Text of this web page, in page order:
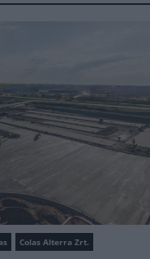
Colas Alterra Zrt.